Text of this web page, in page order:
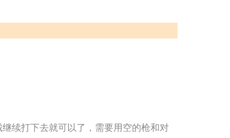
续打下去就可以了，需要用空的枪和对